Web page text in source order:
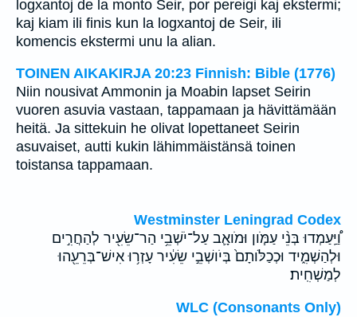
logxantoj de la monto Seir, por pereigi kaj ekstermi;
kaj kiam ili finis kun la logxantoj de Seir, ili
komencis ekstermi unu la alian.
TOINEN AIKAKIRJA 20:23 Finnish: Bible (1776)
Niin nousivat Ammonin ja Moabin lapset Seirin
vuoren asuvia vastaan, tappamaan ja hävittämään
heitä. Ja sittekuin he olivat lopettaneet Seirin
asuvaiset, autti kukin lähimmäistänsä toinen
toistansa tappamaan.
Westminster Leningrad Codex
וַ֠יַּֽעַמְדוּ בְּנֵ֨י עַמֹּ֧ון וּמֹואָ֛ב עַל־יֹשְׁבֵ֥י הַר־שֵׂעִ֖יר לְהַחֲרִ֣ים
וּלְהַשְׁמִ֑יד וּכְכַלֹּותָם֙ בְּיֹושְׁבֵ֣י שֵׂעִ֔יר עָזְר֥וּ אִישׁ־בְּרֵעֵ֖הוּ
לְמַשְׁחִֽית׃
WLC (Consonants Only)